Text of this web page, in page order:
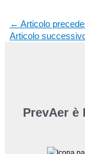
← Articolo
Articolo
PrevAer è